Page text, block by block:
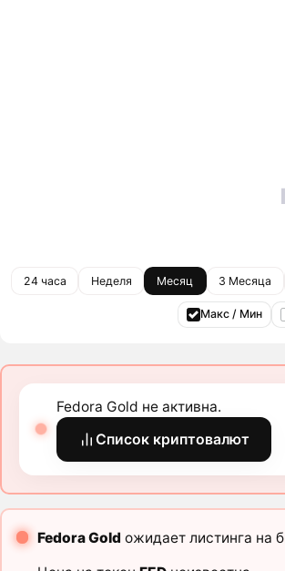
24 часа Неделя Месяц 3 Месяца
Макс / Мин
Fedora Gold не активна.
Список криптовалют
Fedora Gold ожидает листинга на